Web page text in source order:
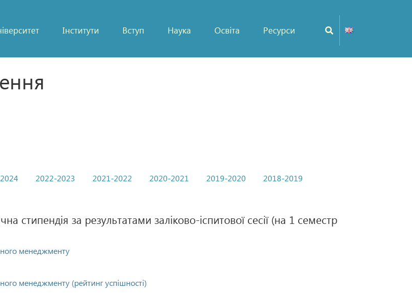
Інститути Вступ Наука Освіта Ресурси
2022-2023 2021-2022 2020-2021 2019-2020
2018-2019
стипендія за результатами заліково-іспитової сесії (на 1 семестр
менеджменту
менеджменту (рейтинг успішності)